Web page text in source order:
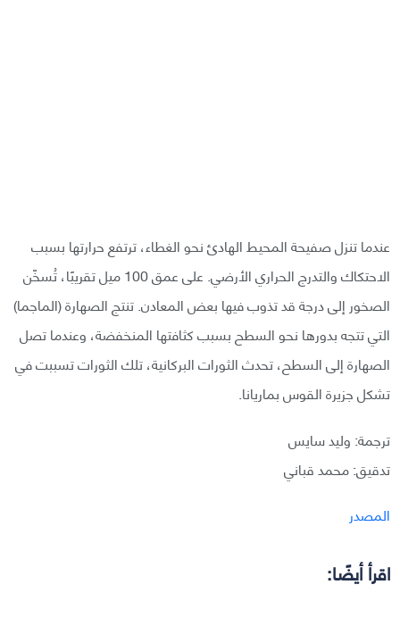
عندما تنزل صفيحة المحيط الهادئ نحو الغطاء، ترتفع حرارتها بسبب
الاحتكاك والتدرج الحراري الأرضي. على عمق 100 ميل تقريبًا، تُسخّن
الصخور إلى درجة قد تذوب فيها بعض المعادن. تنتج الصهارة (الماجما)
التي تتجه بدورها نحو السطح بسبب كثافتها المنخفضة، وعندما تصل
الصهارة إلى السطح، تحدث الثورات البركانية، تلك الثورات تسببت في
تشكل جزيرة القوس بماريانا.
ترجمة: وليد سايس
تدقيق: محمد قباني
المصدر
اقرأ أيضًا: